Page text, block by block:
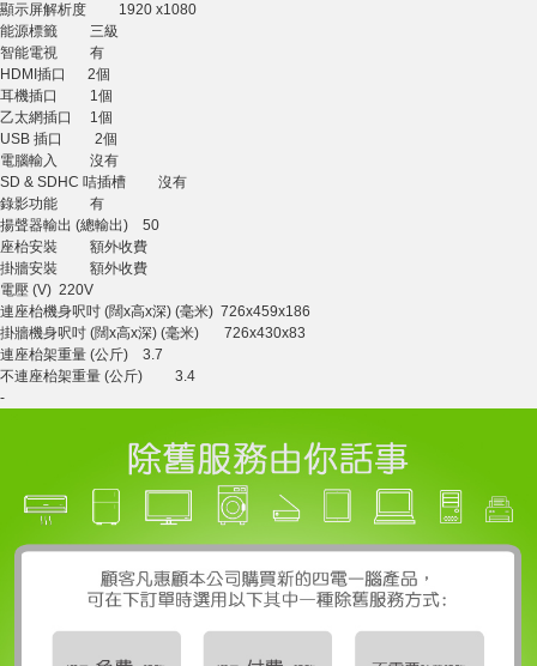
顯示屏解析度 1920 x1080
能源標籤 三級
智能電視 有
HDMI插口 2個
耳機插口 1個
乙太網插口 1個
USB 插口 2個
電腦輸入 沒有
SD & SDHC 咭插槽 沒有
錄影功能 有
揚聲器輸出 (總輸出) 50
座枱安裝 額外收費
掛牆安裝 額外收費
電壓 (V) 220V
連座枱機身呎吋 (闊x高x深) (毫米) 726x459x186
掛牆機身呎吋 (闊x高x深) (毫米) 726x430x83
連座枱架重量 (公斤) 3.7
不連座枱架重量 (公斤) 3.4
-